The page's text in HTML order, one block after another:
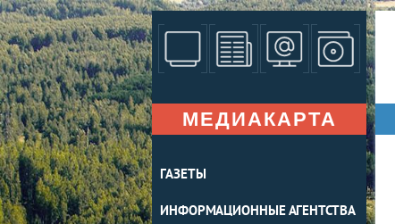
МЕДИАКАРТА
ГАЗЕТЫ
ИНФОРМАЦИОННЫЕ АГЕНТСТВА